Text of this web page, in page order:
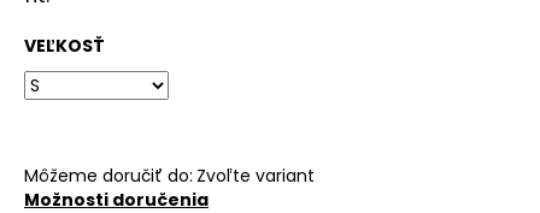
VEĽKOSŤ
Môžeme doručiť do: Zvoľte variant
Možnosti doručenia
r
ú
č
a